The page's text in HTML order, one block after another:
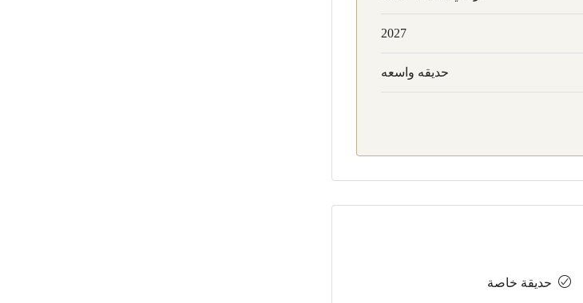
2027
حديقه واسعه
حديقة خاصة